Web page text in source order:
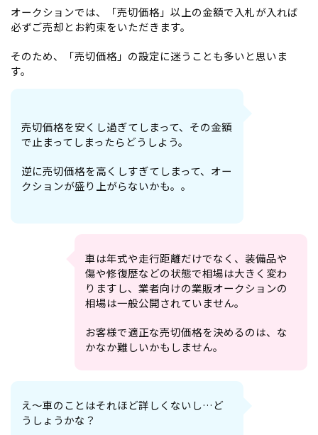
オークションでは、「売切価格」以上の金額で入札が入れば
必ずご売却とお約束をいただきます。
そのため、「売切価格」の設定に迷うことも多いと思いま
す。
売切価格を安くし過ぎてしまって、その金額
で止まってしまったらどうしよう。
逆に売切価格を高くしすぎてしまって、オー
クションが盛り上がらないかも。。
車は年式や走行距離だけでなく、装備品や
傷や修復歴などの状態で相場は大きく変わ
りますし、業者向けの業販オークションの
相場は一般公開されていません。
お客様で適正な売切価格を決めるのは、な
かなか難しいかもしません。
え～車のことはそれほど詳しくないし…ど
うしょうかな？